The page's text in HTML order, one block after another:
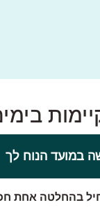
במועד הנוח לך
בהחלטה אחת